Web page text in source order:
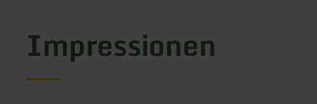
Impressionen